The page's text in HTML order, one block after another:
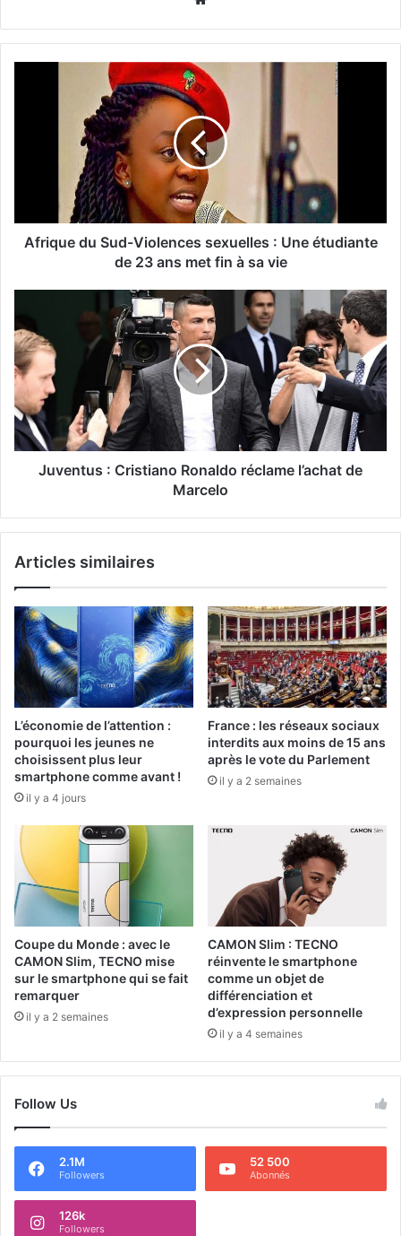
Afrique du Sud-Violences sexuelles : Une étudiante
de 23 ans met fin à sa vie
Juventus : Cristiano Ronaldo réclame l’achat de
Marcelo
Articles similaires
L’économie de l’attention :
pourquoi les jeunes ne
choisissent plus leur
smartphone comme avant !
il y a 4 jours
France : les réseaux sociaux
interdits aux moins de 15 ans
après le vote du Parlement
il y a 2 semaines
Coupe du Monde : avec le
CAMON Slim, TECNO mise
sur le smartphone qui se fait
remarquer
il y a 2 semaines
CAMON Slim : TECNO
réinvente le smartphone
comme un objet de
différenciation et
d’expression personnelle
il y a 4 semaines
Follow Us
2.1M
Followers
52 500
Abonnés
126k
Followers